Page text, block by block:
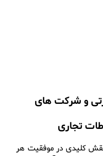
و شرکت‌ های
تجاری
نقش کلیدی در موفقیت هر